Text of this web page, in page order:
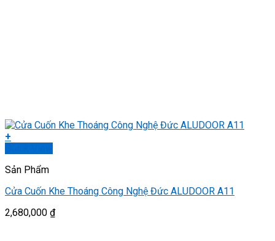
+
Sản Phẩm
Cửa Cuốn Khe Thoáng Công Nghệ Đức ALUDOOR A11
2,680,000 ₫